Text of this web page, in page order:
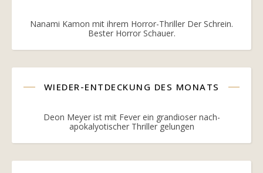
Nanami Kamon mit ihrem Horror-Thriller Der Schrein.
Bester Horror Schauer.
WIEDER-ENTDECKUNG DES MONATS
Deon Meyer ist mit Fever ein grandioser nach-
apokalyotischer Thriller gelungen